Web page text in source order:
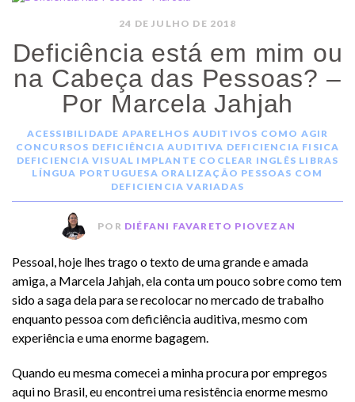
24 DE JULHO DE 2018
Deficiência está em mim ou
na Cabeça das Pessoas? –
Por Marcela Jahjah
ACESSIBILIDADE APARELHOS AUDITIVOS COMO AGIR
CONCURSOS DEFICIÊNCIA AUDITIVA DEFICIENCIA FISICA
DEFICIENCIA VISUAL IMPLANTE COCLEAR INGLÊS LIBRAS
LÍNGUA PORTUGUESA ORALIZAÇÃO PESSOAS COM
DEFICIENCIA VARIADAS
POR DIÉFANI FAVARETO PIOVEZAN
Pessoal, hoje lhes trago o texto de uma grande e amada
amiga, a Marcela Jahjah, ela conta um pouco sobre como tem
sido a saga dela para se recolocar no mercado de trabalho
enquanto pessoa com deficiência auditiva, mesmo com
experiência e uma enorme bagagem.
Quando eu mesma comecei a minha procura por empregos
aqui no Brasil, eu encontrei uma resistência enorme mesmo